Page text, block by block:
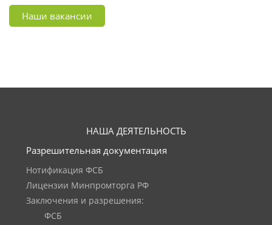
Наши вакансии
НАША ДЕЯТЕЛЬНОСТЬ
Разрешительная документация
Нотификация ФСБ
Лицензии Минпромторга РФ
Заключения и разрешения:
ФСБ